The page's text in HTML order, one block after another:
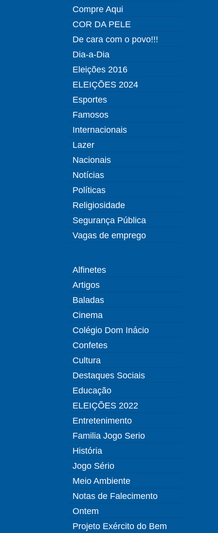
Compre Aqui
COR DA PELE
De cara com o povo!!!
Dia-a-Dia
Eleições 2016
ELEIÇÕES 2024
Esportes
Famosos
Internacionais
Lazer
Nacionais
Notícias
Políticas
Religiosidade
Segurança Pública
Vagas de emprego
Alfinetes
Artigos
Baladas
Cinema
Colégio Dom Inácio
Confetes
Cultura
Destaques Sociais
Educação
ELEIÇÕES 2022
Entretenimento
Familia Jogo Serio
História
Jogo Sério
Meio Ambiente
Notas de Falecimento
Ontem
Projeto Exército do Bem